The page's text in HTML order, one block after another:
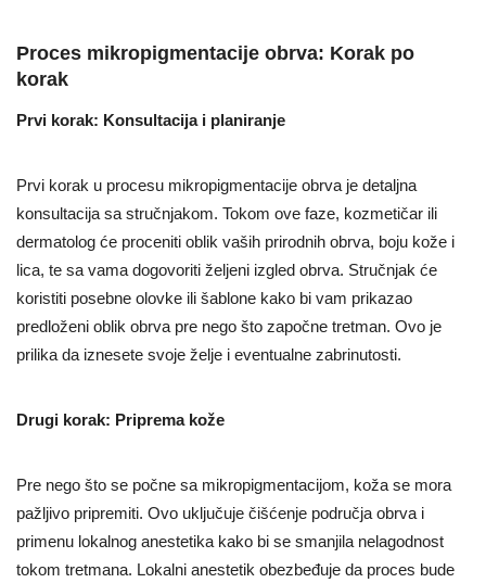
Proces mikropigmentacije obrva: Korak po
korak
Prvi korak: Konsultacija i planiranje
Prvi korak u procesu mikropigmentacije obrva je detaljna
konsultacija sa stručnjakom. Tokom ove faze, kozmetičar ili
dermatolog će proceniti oblik vaših prirodnih obrva, boju kože i
lica, te sa vama dogovoriti željeni izgled obrva. Stručnjak će
koristiti posebne olovke ili šablone kako bi vam prikazao
predloženi oblik obrva pre nego što započne tretman. Ovo je
prilika da iznesete svoje želje i eventualne zabrinutosti.
Drugi korak: Priprema kože
Pre nego što se počne sa mikropigmentacijom, koža se mora
pažljivo pripremiti. Ovo uključuje čišćenje područja obrva i
primenu lokalnog anestetika kako bi se smanjila nelagodnost
tokom tretmana. Lokalni anestetik obezbeđuje da proces bude